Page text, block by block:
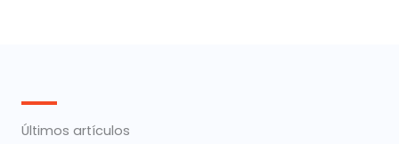
Últimos artículos